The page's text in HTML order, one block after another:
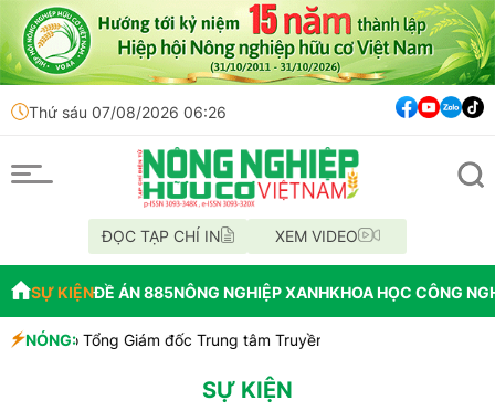
Thứ sáu 07/08/2026 06:26
ĐỌC TẠP CHÍ IN XEM VIDEO
SỰ KIỆNĐỀ ÁN 885NÔNG NGHIỆP XANHKHOA HỌC CÔNG
NÓNG:
Tổng Giám đốc Trung tâm Truyền thông - Truyền hình Việt - Đức
bố quy hoạch chiến lược, chính thức đạt tiêu chí đô thị loại I
SỰ KIỆN